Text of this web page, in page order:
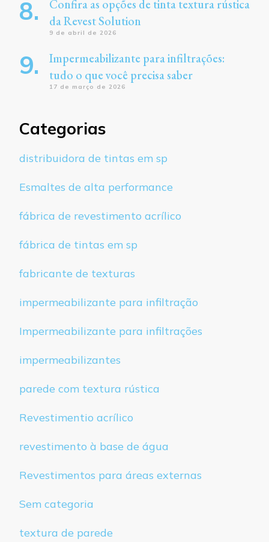
Confira as opções de tinta textura rústica
da Revest Solution
9 de abril de 2026
Impermeabilizante para infiltrações:
tudo o que você precisa saber
17 de março de 2026
Categorias
distribuidora de tintas em sp
Esmaltes de alta performance
fábrica de revestimento acrílico
fábrica de tintas em sp
fabricante de texturas
impermeabilizante para infiltração
Impermeabilizante para infiltrações
impermeabilizantes
parede com textura rústica
Revestimentio acrílico
revestimento à base de água
Revestimentos para áreas externas
Sem categoria
textura de parede